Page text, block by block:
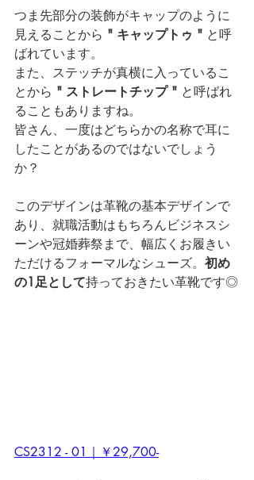
つま先部分の装飾がキャップのように
見えることから " キャップトゥ " と呼
ばれています。
また、ステッチが真横に入っているこ
とから " ストレートチップ " と呼ばれ
ることもありますね。
皆さん、一度はどちらかの名称で耳に
したことがあるのではないでしょう
か？
このデザインは革靴の基本デザインで
あり、就職活動はもちろんビジネスシ
ーンや冠婚葬祭まで、幅広くお履きい
ただけるフォーマルなシューズ。 初め
の1足として持っておきたい革靴です◎
CS2312 - 01｜￥29,700-